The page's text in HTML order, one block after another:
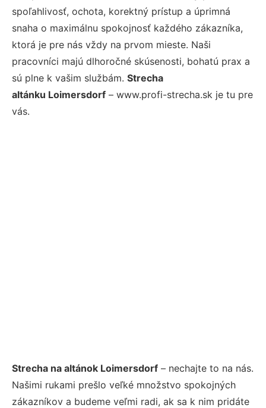
spoľahlivosť, ochota, korektný prístup a úprimná
snaha o maximálnu spokojnosť každého zákazníka,
ktorá je pre nás vždy na prvom mieste. Naši
pracovníci majú dlhoročné skúsenosti, bohatú prax a
sú plne k vašim službám. Strecha
altánku Loimersdorf – www.profi-strecha.sk je tu pre
vás.
Strecha na altánok Loimersdorf – nechajte to na nás.
Našimi rukami prešlo veľké množstvo spokojných
zákazníkov a budeme veľmi radi, ak sa k nim pridáte